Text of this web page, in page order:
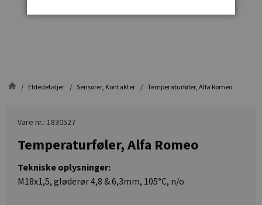
Eldedetaljer Sensorer, Kontakter Temperaturføler, Alfa Romeo
Vare nr.: 1830527
Temperaturføler, Alfa Romeo
Tekniske oplysninger:
M18x1,5, gløderør 4,8 & 6,3mm, 105°C, n/o